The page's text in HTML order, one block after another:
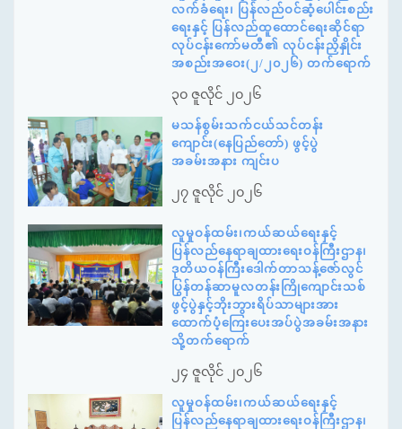
လက်ခံရေး၊ ပြန်လည်ဝင်ဆံ့ပေါင်းစည်း
ရေးနှင့် ပြန်လည်ထူထောင်ရေးဆိုင်ရာ
လုပ်ငန်းကော်မတီ၏ လုပ်ငန်းညှိနှိုင်း
အစည်းအဝေး(၂/၂၀၂၆) တက်ရောက်
၃၀ ဇူလိုင် ၂၀၂၆
မသန်စွမ်းသက်ငယ်သင်တန်း
ကျောင်း(နေပြည်တော်) ဖွင့်ပွဲ
အခမ်းအနား ကျင်းပ
၂၇ ဇူလိုင် ၂၀၂၆
လူမှုဝန်ထမ်း၊ကယ်ဆယ်ရေးနှင့်
ပြန်လည်နေရာချထားရေးဝန်ကြီးဌာန၊
ဒုတိယဝန်ကြီးဒေါက်တာသန့်ဇော်လွင်
ပြွန်တန်ဆာမူလတန်းကြိုကျောင်းသစ်
ဖွင့်ပွဲနှင့်ဘိုးဘွားရိပ်သာများအား
ထောက်ပံ့ကြေးပေးအပ်ပွဲအခမ်းအနား
သို့တက်ရောက်
၂၄ ဇူလိုင် ၂၀၂၆
လူမှုဝန်ထမ်း၊ကယ်ဆယ်ရေးနှင့်
ပြန်လည်နေရာချထားရေးဝန်ကြီးဌာန၊